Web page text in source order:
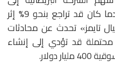
تعويض جزء من خسائره، بعدما كان قد تراجع بنحو 9% إثر
تايمز» تحدث عن محادثات
قد تؤدي إلى إنشاء
دولار.